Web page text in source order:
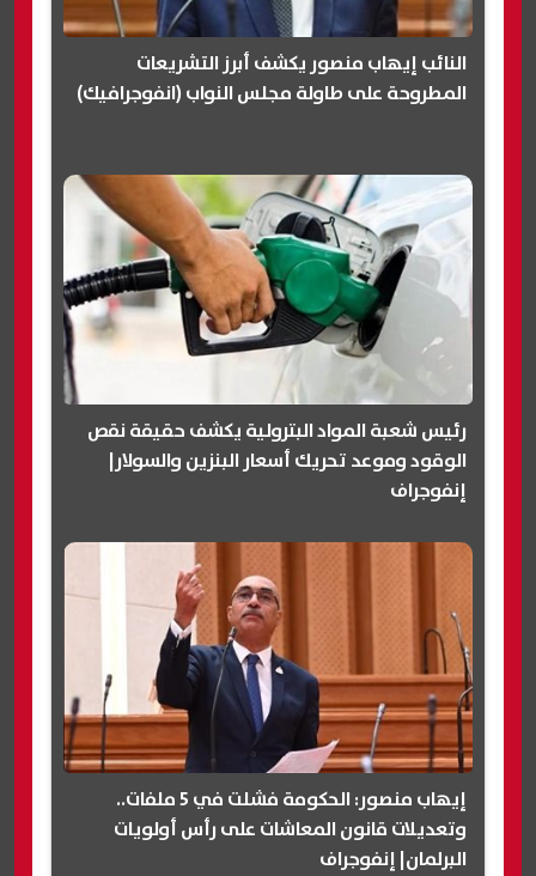
النائب إيهاب منصور يكشف أبرز التشريعات
المطروحة على طاولة مجلس النواب (انفوجرافيك)
رئيس شعبة المواد البترولية يكشف حقيقة نقص
الوقود وموعد تحريك أسعار البنزين والسولار|
إنفوجراف
إيهاب منصور: الحكومة فشلت في 5 ملفات..
وتعديلات قانون المعاشات على رأس أولويات
البرلمان| إنفوجراف